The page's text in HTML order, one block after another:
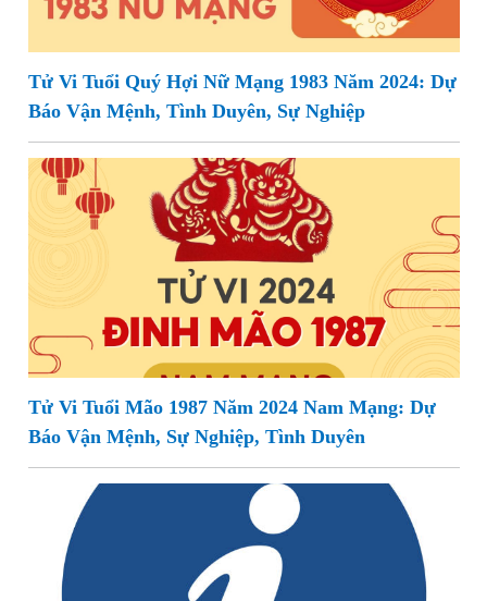
Tử Vi Tuổi Quý Hợi Nữ Mạng 1983 Năm 2024: Dự
Báo Vận Mệnh, Tình Duyên, Sự Nghiệp
Tử Vi Tuổi Mão 1987 Năm 2024 Nam Mạng: Dự
Báo Vận Mệnh, Sự Nghiệp, Tình Duyên